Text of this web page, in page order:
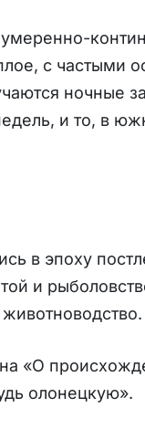
с частыми
ночные
и то, в
в эпоху
и
«О
олонецкую».